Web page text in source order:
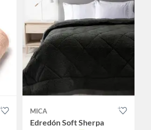
MICA
Edredón Soft Sherpa